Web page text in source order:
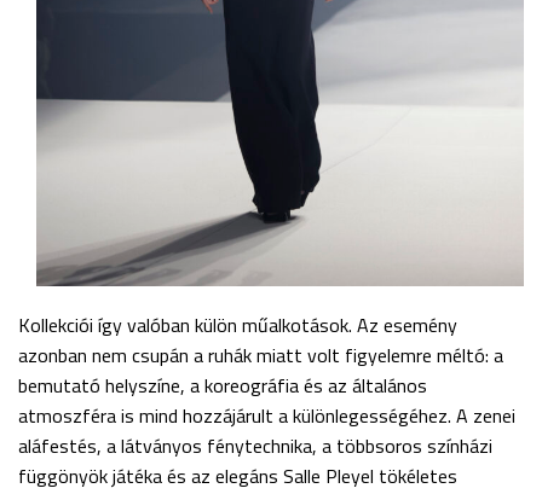
Kollekciói így valóban külön műalkotások. Az esemény
azonban nem csupán a ruhák miatt volt figyelemre méltó: a
bemutató helyszíne, a koreográfia és az általános
atmoszféra is mind hozzájárult a különlegességéhez. A zenei
aláfestés, a látványos fénytechnika, a többsoros színházi
függönyök játéka és az elegáns Salle Pleyel tökéletes